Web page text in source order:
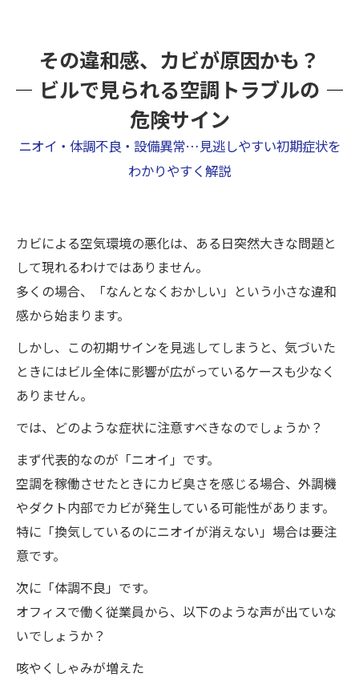
その違和感、カビが原因かも？
ビルで見られる空調トラブルの
危険サイン
ニオイ・体調不良・設備異常…見逃しやすい初期症状を
わかりやすく解説
カビによる空気環境の悪化は、ある日突然大きな問題と
して現れるわけではありません。
多くの場合、「なんとなくおかしい」という小さな違和
感から始まります。
しかし、この初期サインを見逃してしまうと、気づいた
ときにはビル全体に影響が広がっているケースも少なく
ありません。
では、どのような症状に注意すべきなのでしょうか？
まず代表的なのが「ニオイ」です。
空調を稼働させたときにカビ臭さを感じる場合、外調機
やダクト内部でカビが発生している可能性があります。
特に「換気しているのにニオイが消えない」場合は要注
意です。
次に「体調不良」です。
オフィスで働く従業員から、以下のような声が出ていな
いでしょうか？
咳やくしゃみが増えた